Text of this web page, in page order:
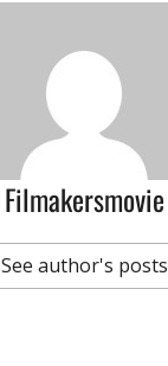
Filmakersmovie
See author's posts